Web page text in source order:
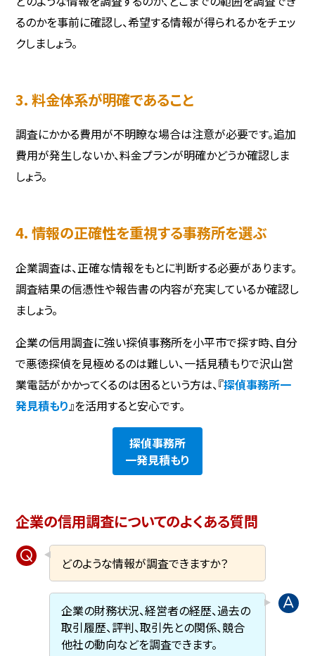
るのかを事前に確認し、希望する情報が得られるかをチェッ
クしましょう。
3. 料金体系が明確であること
調査にかかる費用が不明瞭な場合は注意が必要です。追加
費用が発生しないか、料金プランが明確かどうか確認しま
しょう。
4. 情報の正確性を重視する事務所を選ぶ
企業調査は、正確な情報をもとに判断する必要があります。
調査結果の信憑性や報告書の内容が充実しているか確認し
ましょう。
企業の信用調査に強い探偵事務所を小平市で探す時、自分
で悪徳探偵を見極めるのは難しい、一括見積もりで沢山営
業電話がかかってくるのは困るという方は、『探偵事務所一
発見積もり 』を活用すると安心です。
探偵事務所
一発見積もり
企業の信用調査についてのよくある質問
どのような情報が調査できますか？
企業の財務状況、経営者の経歴、過去の
取引履歴、評判、取引先との関係、競合
他社の動向などを調査できます。